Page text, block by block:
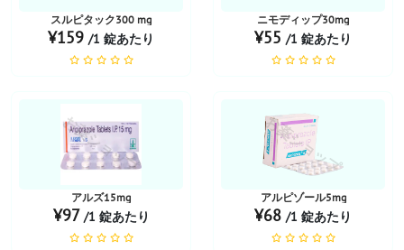
スルピタック300 mg
¥159 /1 錠あたり
ニモディップ30mg
¥55 /1 錠あたり
お薬ショップ
アルズ15mg
¥97 /1 錠あたり
お薬ショップ
アルピゾール5mg
¥68 /1 錠あたり